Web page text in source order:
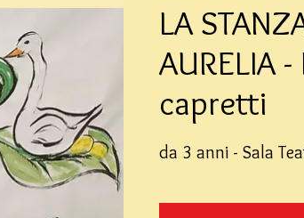
LA
AURELIA
capretti
da 3 anni - Sala